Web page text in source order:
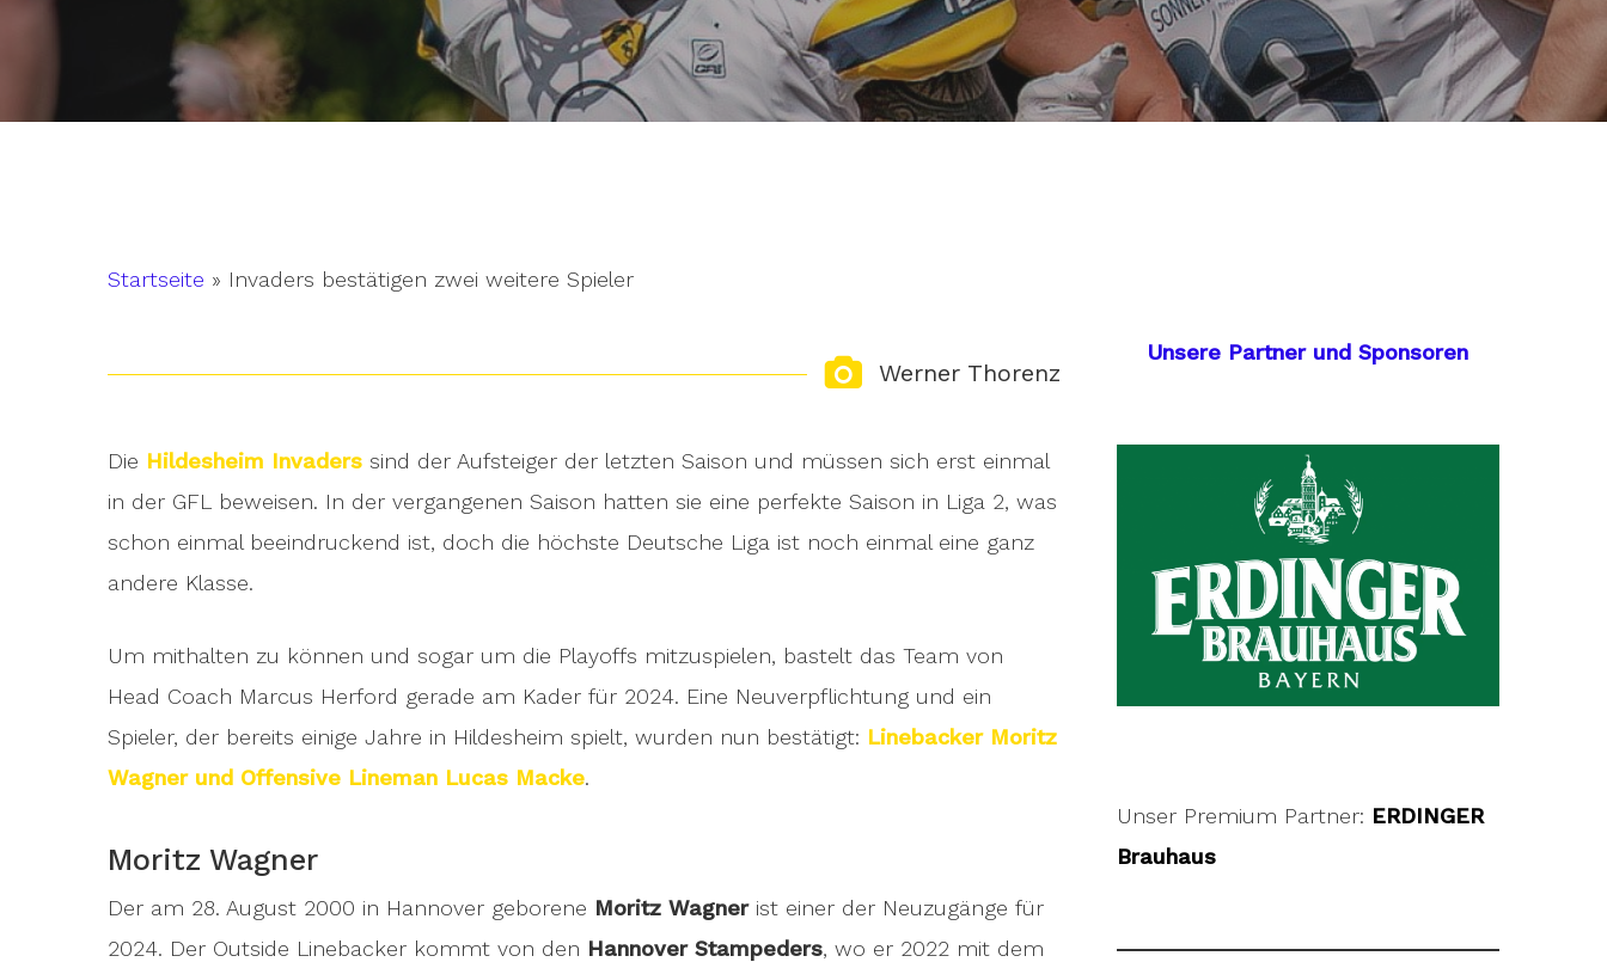
Hit enter to search or ESC to close
Startseite » Invaders bestätigen zwei weitere Spieler
Werner Thorenz
Die Hildesheim Invaders sind der Aufsteiger der letzten Saison und müssen sich erst einmal
in der GFL beweisen. In der vergangenen Saison hatten sie eine perfekte Saison in Liga 2, was
schon einmal beeindruckend ist, doch die höchste Deutsche Liga ist noch einmal eine ganz
andere Klasse.
Um mithalten zu können und sogar um die Playoffs mitzuspielen, bastelt das Team von
Head Coach Marcus Herford gerade am Kader für 2024. Eine Neuverpflichtung und ein
Spieler, der bereits einige Jahre in Hildesheim spielt, wurden nun bestätigt: Linebacker Moritz
Wagner und Offensive Lineman Lucas Macke.
Moritz Wagner
Der am 28. August 2000 in Hannover geborene Moritz Wagnerist einer der Neuzugänge für
2024. Der Outside Linebacker kommt von den Hannover Stampeders, wo er 2022 mit dem
Unsere Partner und Sponsoren
Unser Premium Partner: ERDINGER
Brauhaus